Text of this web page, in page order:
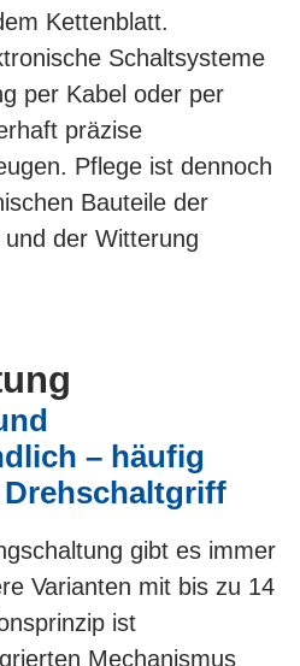
Kettenblatt.
Schaltsysteme
per Kabel oder per
präzise
Pflege ist dennoch
Bauteile der
der Witterung
– häufig
gibt es immer
Varianten mit bis zu 14
ist
Mechanismus